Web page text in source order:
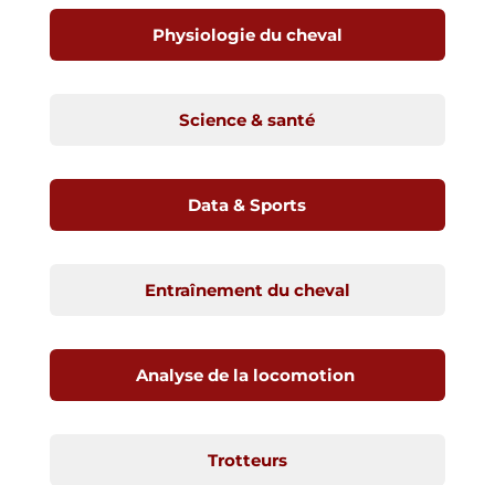
Physiologie du cheval
Science & santé
Data & Sports
Entraînement du cheval
Analyse de la locomotion
Trotteurs